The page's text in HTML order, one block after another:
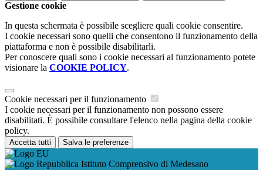
Gestione cookie
In questa schermata è possibile scegliere quali cookie consentire.
I cookie necessari sono quelli che consentono il funzionamento della
piattaforma e non è possibile disabilitarli.
Per conoscere quali sono i cookie necessari al funzionamento potete
visionare la COOKIE POLICY.
Cookie necessari per il funzionamento
I cookie necessari per il funzionamento non possono essere
disabilitati. È possibile consultare l'elenco nella pagina della cookie
policy.
Accetta tutti Salva le preferenze
Istituto Comprensivo di Medesano